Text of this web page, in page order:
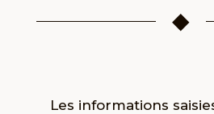
◆
Les informations